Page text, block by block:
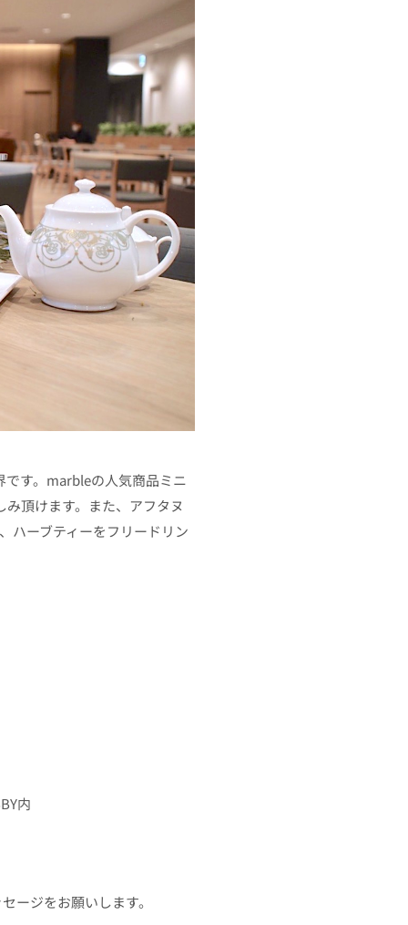
です。marbleの人気商品ミニ
頂けます。また、アフタヌ
ハーブティーをフリードリン
内
ージをお願いします。